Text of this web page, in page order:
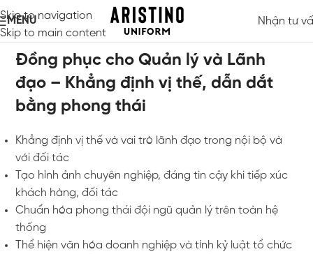
Skip to navigation
Skip to main content
MENU Nhận tư
Đồng phục cho Quản lý và Lãnh
đạo – Khẳng định vị thế, dẫn dắt
bằng phong thái
Khẳng định vị thế và vai trò lãnh đạo trong nội bộ và
với đối tác
Tạo hình ảnh chuyên nghiệp, đáng tin cậy khi tiếp xúc
khách hàng, đối tác
Chuẩn hóa phong thái đội ngũ quản lý trên toàn hệ
thống
Thể hiện văn hóa doanh nghiệp và tính kỷ luật tổ chức